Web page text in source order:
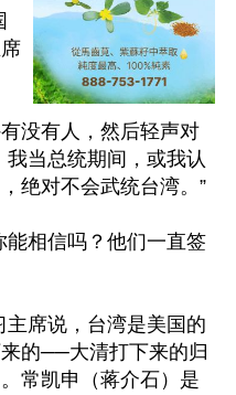
没有人，然后轻声对
我当总统期间，或我认
绝对不会武统台湾。”
能相信吗？他们一直签
主席说，台湾是美国的
的──大清打下来的归
常凯申（蒋介石）是